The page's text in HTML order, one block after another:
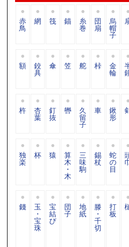
赤
鳥
網 筏 錨 糸
巻
団
扇
烏
帽
子
額 鉸
具
傘 笠 舵 桛 金
輪
杵 杏
葉
釘
抜
轡 久
留
子
車 鍬
形
独
楽
杯 猿 算
木
・
木
三
味
駒
錫
杖
蛇
の
目
錢 玉
・
宝
珠
宝
結
び
団
子
地
紙
滕
・
千
切
打
板